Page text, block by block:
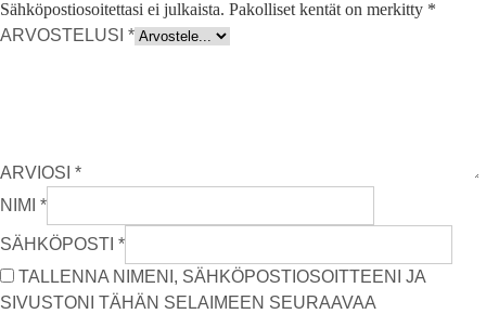
Sähköpostiosoitettasi ei julkaista. Pakolliset kentät on merkitty *
ARVOSTELUSI *
ARVIOSI *
NIMI *
SÄHKÖPOSTI *
TALLENNA NIMENI, SÄHKÖPOSTIOSOITTEENI JA
SIVUSTONI TÄHÄN SELAIMEEN SEURAAVAA